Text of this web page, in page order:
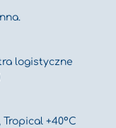
logistyczne
Tropical +40°C